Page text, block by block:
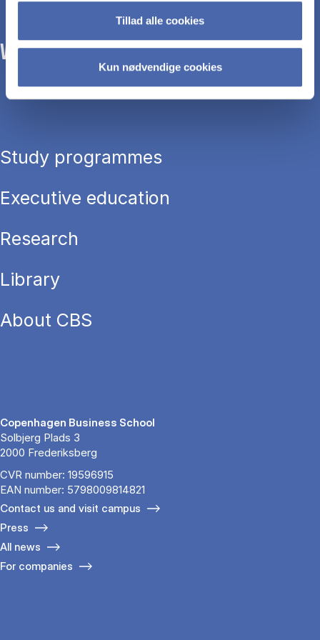
Tillad alle cookies
Kun nødvendige cookies
WE TRANSFORM SOCIETY WITH BUSINESS.
Study programmes
Executive education
Research
Library
About CBS
Copenhagen Business School
Solbjerg Plads 3
2000 Frederiksberg
CVR number: 19596915
EAN number: 5798009814821
Contact us and visit campus
Press
All news
For companies